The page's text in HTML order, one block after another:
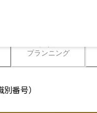
プランニング
番号）